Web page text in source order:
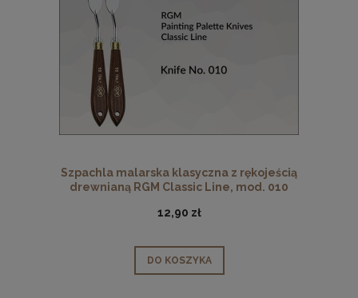
Szpachla malarska klasyczna z rękojeścią
drewnianą RGM Classic Line, mod. 010
12,90 zł
DO KOSZYKA